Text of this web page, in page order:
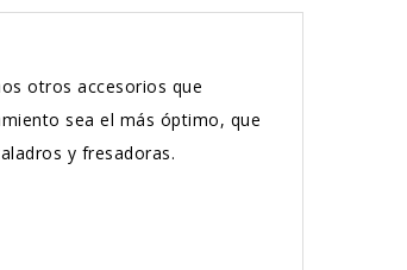
otros accesorios que
sea el más óptimo, que
y fresadoras.